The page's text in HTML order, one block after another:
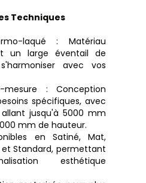
Techniques
laqué : Matériau
un large éventail de
avec vos
mesure : Conception
spécifiques, avec
jusqu'à 5000 mm
mm de hauteur.
en Satiné, Mat,
et Standard, permettant
esthétique